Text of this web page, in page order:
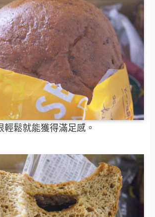
輕鬆就能獲得滿足感。